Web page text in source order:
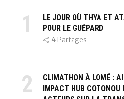
1
LE JOUR OÙ THYA ET
POUR LE GUÉPARD
4 Partages
2
CLIMATHON À LOMÉ :
IMPACT HUB COTONOU